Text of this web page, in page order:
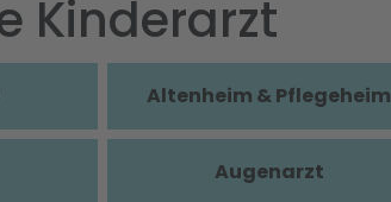
Kinderarzt
Altenheim & Pflegeheim
Augenarzt